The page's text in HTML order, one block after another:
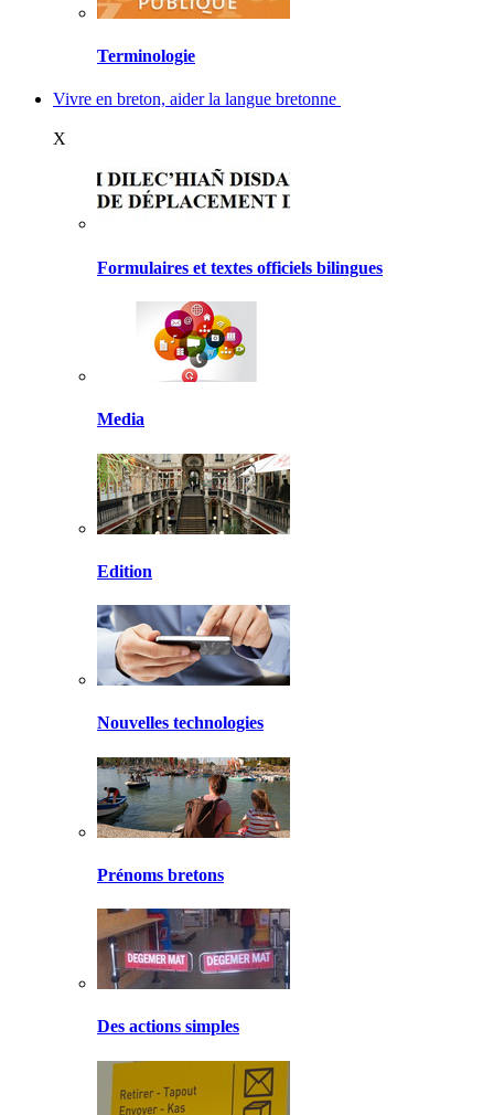
Terminologie
Vivre en breton, aider la langue bretonne
X
Formulaires et textes officiels bilingues
Media
Edition
Nouvelles technologies
Prénoms bretons
Des actions simples